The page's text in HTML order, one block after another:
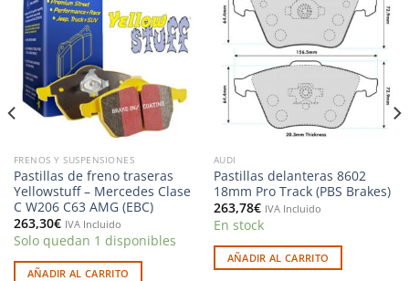
a la
lista de
deseos
FRENOS Y SUSPENSIONES
Pastillas de freno traseras
Yellowstuff – Mercedes Clase
C W206 C63 AMG (EBC)
263,30€ IVA Incluido
Solo quedan 1 disponibles
AÑADIR AL CARRITO
Añadir
a la
deseos
AUDI
Pastillas delanteras 8602
18mm Pro Track (PBS Brakes)
263,78€ IVA Incluido
En stock
AÑADIR AL CARRITO